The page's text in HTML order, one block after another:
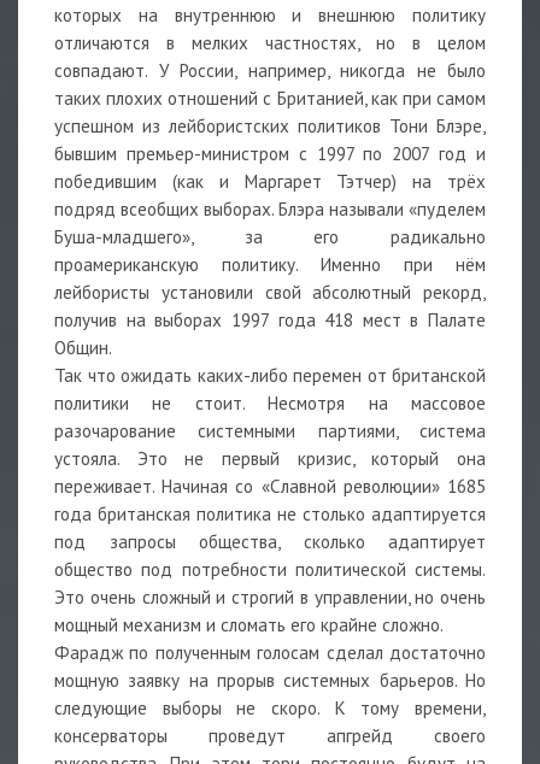
которых на внутреннюю и внешнюю политику
отличаются в мелких частностях, но в целом
совпадают. У России, например, никогда не было
таких плохих отношений с Британией, как при самом
успешном из лейбористских политиков Тони Блэре,
бывшим премьер-министром с 1997 по 2007 год и
победившим (как и Маргарет Тэтчер) на трёх
подряд всеобщих выборах. Блэра называли «пуделем
Буша-младшего», за его радикально
проамериканскую политику. Именно при нём
лейбористы установили свой абсолютный рекорд,
получив на выборах 1997 года 418 мест в Палате
Общин.
Так что ожидать каких-либо перемен от британской
политики не стоит. Несмотря на массовое
разочарование системными партиями, система
устояла. Это не первый кризис, который она
переживает. Начиная со «Славной революции» 1685
года британская политика не столько адаптируется
под запросы общества, сколько адаптирует
общество под потребности политической системы.
Это очень сложный и строгий в управлении, но очень
мощный механизм и сломать его крайне сложно.
Фарадж по полученным голосам сделал достаточно
мощную заявку на прорыв системных барьеров. Но
следующие выборы не скоро. К тому времени,
консерваторы проведут апгрейд своего